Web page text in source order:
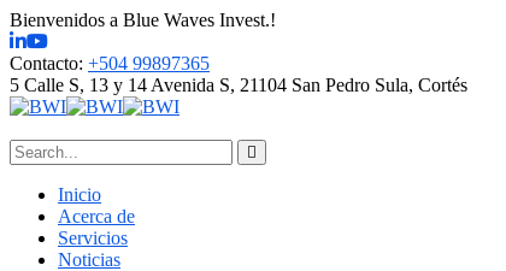
Bienvenidos a Blue Waves Invest.!
Contacto: +504 99897365
5 Calle S, 13 y 14 Avenida S, 21104 San Pedro Sula, Cortés
Inicio
Acerca de
Servicios
Noticias